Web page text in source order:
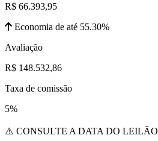
R$ 66.393,95
Economia de até 55.30%
Avaliação
R$ 148.532,86
Taxa de comissão
5%
⚠️ CONSULTE A DATA DO LEILÃO